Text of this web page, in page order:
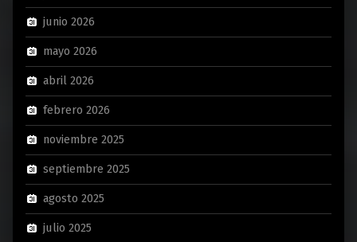
junio 2026
mayo 2026
abril 2026
febrero 2026
noviembre 2025
septiembre 2025
agosto 2025
julio 2025